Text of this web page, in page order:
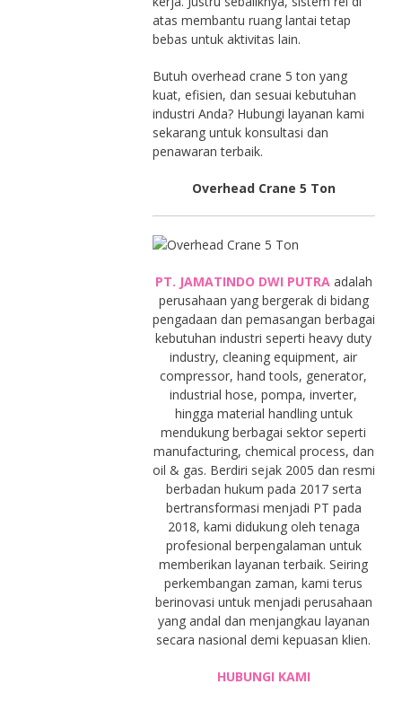
atas membantu ruang lantai tetap
bebas untuk aktivitas lain.
Butuh overhead crane 5 ton yang
kuat, efisien, dan sesuai kebutuhan
industri Anda? Hubungi layanan kami
sekarang untuk konsultasi dan
penawaran terbaik.
Overhead Crane 5 Ton
PT. JAMATINDO DWI PUTRAadalah
perusahaan yang bergerak di bidang
pengadaan dan pemasangan berbagai
kebutuhan industri seperti heavy duty
industry, cleaning equipment, air
compressor, hand tools, generator,
industrial hose, pompa, inverter,
hingga material handling untuk
mendukung berbagai sektor seperti
manufacturing, chemical process, dan
oil & gas. Berdiri sejak 2005 dan resmi
berbadan hukum pada 2017 serta
bertransformasi menjadi PT pada
2018, kami didukung oleh tenaga
profesional berpengalaman untuk
memberikan layanan terbaik. Seiring
perkembangan zaman, kami terus
berinovasi untuk menjadi perusahaan
yang andal dan menjangkau layanan
secara nasional demi kepuasan klien.
HUBUNGI KAMI